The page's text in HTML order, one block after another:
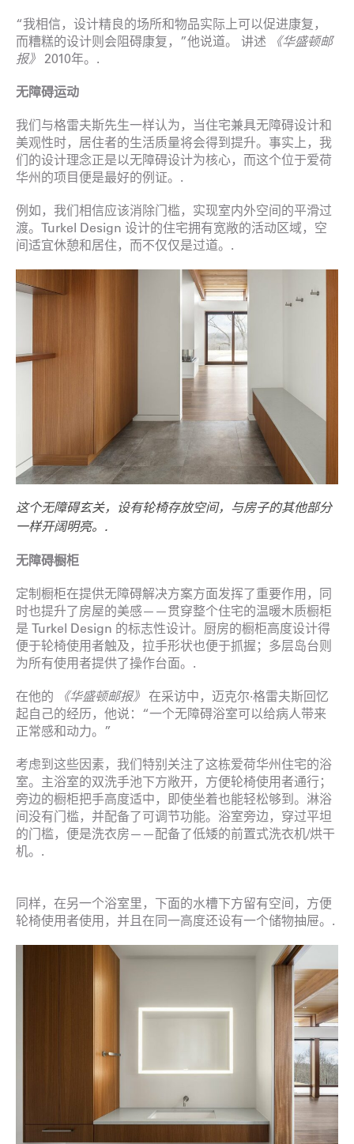
“我相信，设计精良的场所和物品实际上可以促进康复，
而糟糕的设计则会阻碍康复，”他说道。 讲述
《华盛顿邮
报》 2010年。.
无障碍运动
我们与格雷夫斯先生一样认为，当住宅兼具无障碍设计和
美观性时，居住者的生活质量将会得到提升。事实上，我
们的设计理念正是以无障碍设计为核心，而这个位于爱荷
华州的项目便是最好的例证。.
例如，我们相信应该消除门槛，实现室内外空间的平滑过
渡。Turkel Design 设计的住宅拥有宽敞的活动区域，空
间适宜休憩和居住，而不仅仅是过道。.
这个无障碍玄关，设有轮椅存放空间，与房子的其他部分
一样开阔明亮。.
无障碍橱柜
定制橱柜在提供无障碍解决方案方面发挥了重要作用，同
时也提升了房屋的美感——贯穿整个住宅的温暖木质橱柜
是 Turkel Design 的标志性设计。厨房的橱柜高度设计得
便于轮椅使用者触及，拉手形状也便于抓握；多层岛台则
为所有使用者提供了操作台面。.
在他的 《华盛顿邮报》 在采访中，迈克尔·格雷夫斯回忆
起自己的经历，他说：“一个无障碍浴室可以给病人带来
正常感和动力。”
考虑到这些因素，我们特别关注了这栋爱荷华州住宅的浴
室。主浴室的双洗手池下方敞开，方便轮椅使用者通行；
旁边的橱柜把手高度适中，即使坐着也能轻松够到。淋浴
间没有门槛，并配备了可调节功能。浴室旁边，穿过平坦
的门槛，便是洗衣房——配备了低矮的前置式洗衣机/烘干
机。.
同样，在另一个浴室里，下面的水槽下方留有空间，方便
轮椅使用者使用，并且在同一高度还设有一个储物抽屉。.